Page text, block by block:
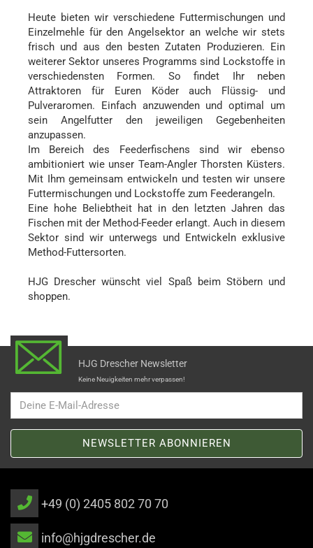
Heute bieten wir verschiedene Futtermischungen und
Einzelmehle für den Angelsektor an welche wir stets
frisch und aus den besten Zutaten Produzieren. Ein
weiterer Sektor unseres Programms sind Lockstoffe in
verschiedensten Formen. So findet Ihr neben
Attraktoren für Euren Köder auch Flüssig- und
Pulveraromen. Einfach anzuwenden und optimal um
sein Angelfutter den jeweiligen Gegebenheiten
anzupassen.
Im Bereich des Feederfischens sind wir ebenso
ambitioniert wie unser Team-Angler Thorsten Küsters.
Mit Ihm gemeinsam entwickeln und testen wir unsere
Futtermischungen und Lockstoffe zum Feederangeln.
Eine hohe Beliebtheit hat in den letzten Jahren das
Fischen mit der Method-Feeder erlangt. Auch in diesem
Sektor sind wir unterwegs und Entwickeln exklusive
Method-Futtersorten.
HJG Drescher wünscht viel Spaß beim Stöbern und
shoppen.
HJG Drescher Newsletter
Keine Neuigkeiten mehr verpassen!
+49 (0) 2405 802 70 70
info@hjgdrescher.de